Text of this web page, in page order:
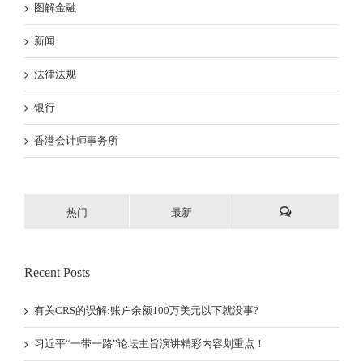
图解金融
新闻
法律法规
银行
香港会计师事务所
热门 最新
Recent Posts
有关CRS的误解:账户余额100万美元以下就没事?
习近平“一带一路”论坛主旨演讲精彩内容划重点！